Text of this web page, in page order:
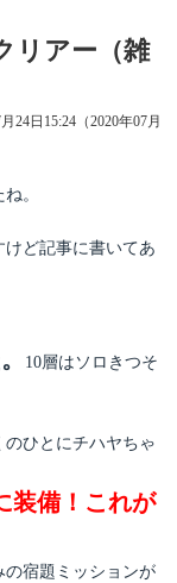
リアー（雑
24日15:24（2020年07月
。
ど記事に書いてあ
10層はソロきつそ
ひとにチハヤちゃ
装備！これが
の宿題ミッションが